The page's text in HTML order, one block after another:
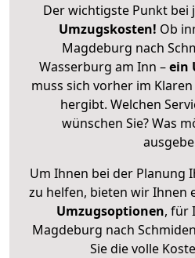
Der wichtigste Punkt bei
Umzugskosten! Ob
Magdeburg nach
Wasserburg am Inn –ein
muss sich vorher im
hergibt. Welchen
wünschen Sie? Was
Um Ihnen bei der Planung
zu helfen, bieten wir Ihnen
Umzugsoptionen, für
Magdeburg nach
Sie die volle